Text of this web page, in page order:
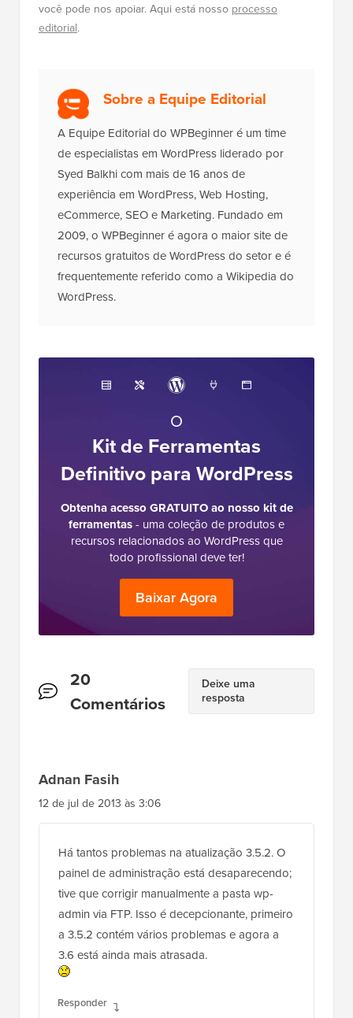
você pode nos apoiar. Aqui está nosso processo
editorial.
Sobre a Equipe Editorial
A Equipe Editorial do WPBeginner é um time
de especialistas em WordPress liderado por
Syed Balkhi com mais de 16 anos de
experiência em WordPress, Web Hosting,
eCommerce, SEO e Marketing. Fundado em
2009, o WPBeginner é agora o maior site de
recursos gratuitos de WordPress do setor e é
frequentemente referido como a Wikipedia do
WordPress.
O
Kit de Ferramentas
Definitivo para WordPress
Obtenha acesso GRATUITO ao nosso kit de
ferramentas- uma coleção de produtos e
recursos relacionados ao WordPress que
todo profissional deve ter!
Baixar Agora
Interações
do
20
Comentários
Deixe uma
resposta
Adnan Fasih
12 de jul de 2013 às 3:06
Há tantos problemas na atualização 3.5.2. O
painel de administração está desaparecendo;
tive que corrigir manualmente a pasta wp-
admin via FTP. Isso é decepcionante, primeiro
a 3.5.2 contém vários problemas e agora a
3.6 está ainda mais atrasada.
Responder